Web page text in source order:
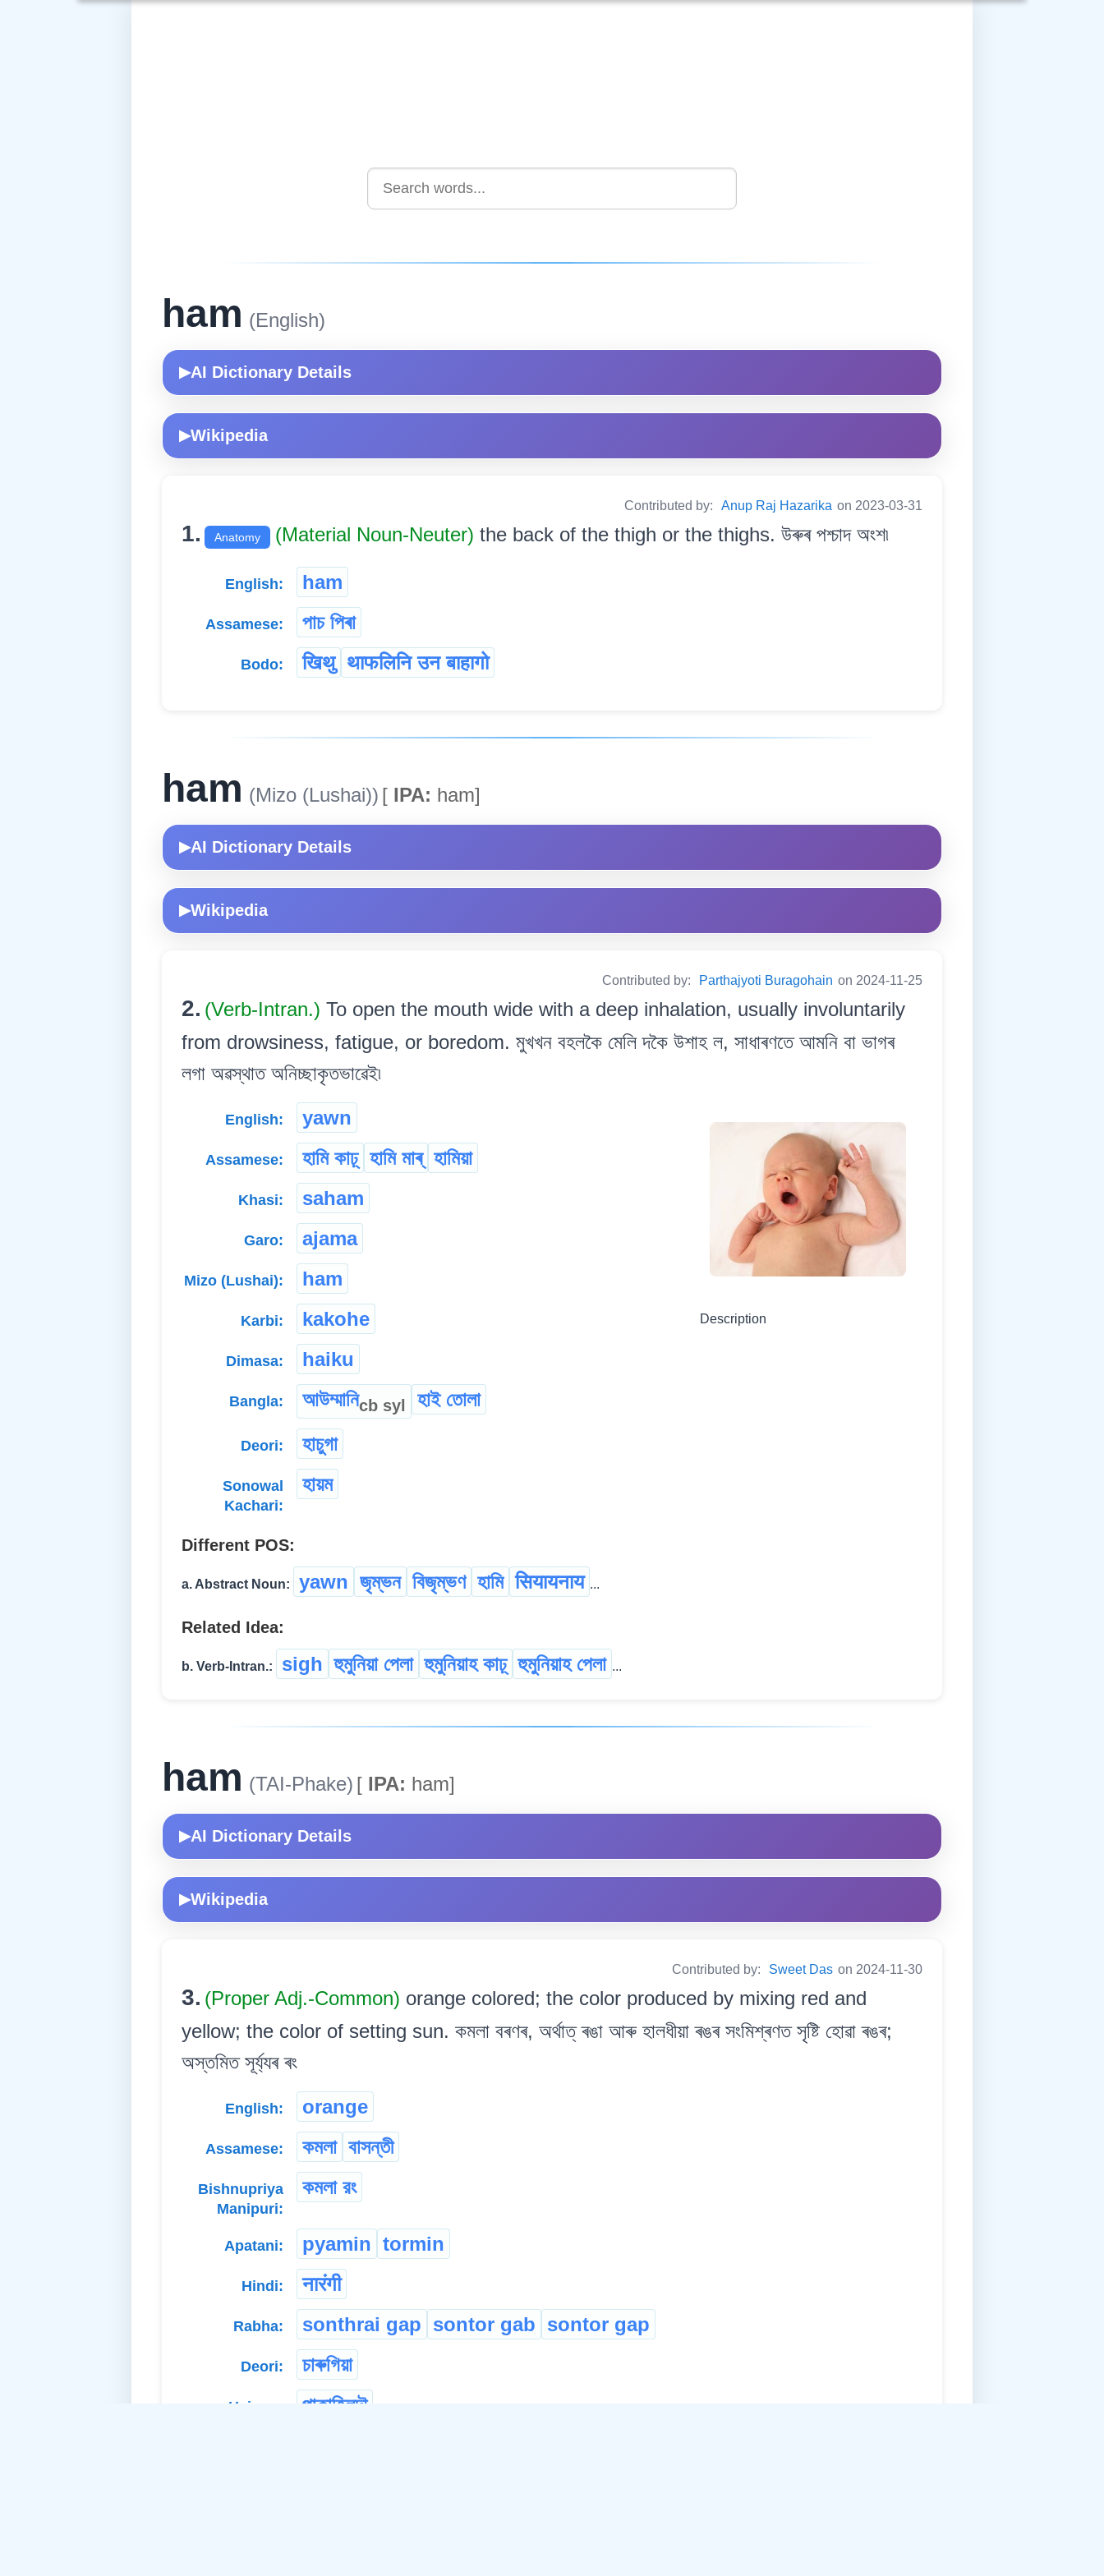
ham (English)
▶AI Dictionary Details
▶Wikipedia
Contributed by: Anup Raj Hazarika on 2023-03-31
1. Anatomy (Material Noun-Neuter) the back of the thigh or the thighs. উৰুৰ পশ্চাদ অংশ৷
English: ham
Assamese: পাচ পিৰা
Bodo: खिथु थाफलिनि उन बाहागो
ham (Mizo (Lushai)) [ IPA: ham]
▶AI Dictionary Details
▶Wikipedia
Contributed by: Parthajyoti Buragohain on 2024-11-25
2. (Verb-Intran.) To open the mouth wide with a deep inhalation, usually involuntarily
from drowsiness, fatigue, or boredom. মুখখন বহলকৈ মেলি দকৈ উশাহ ল, সাধাৰণতে আমনি বা ভাগৰ
লগা অৱস্থাত অনিচ্ছাকৃতভাৱেই৷
Description
English: yawn
Assamese: হামি কাঢ়্ হামি মাৰ্ হামিয়া
Khasi: saham
Garo: ajama
Mizo (Lushai): ham
Karbi: kakohe
Dimasa: haiku
Bangla: আউম্মানিcb syl হাই তোলা
Deori: হাচুগা
Sonowal
Kachari:
হায়ম
Different POS:
a. Abstract Noun: yawn জৃম্ভন বিজৃম্ভণ হামি सियायनाय ...
Related Idea:
b. Verb-Intran.: sigh হুমুনিয়া পেলা হুমুনিয়াহ কাঢ়্ হুমুনিয়াহ পেলা ...
ham (TAI-Phake) [ IPA: ham]
▶AI Dictionary Details
▶Wikipedia
Contributed by: Sweet Das on 2024-11-30
3. (Proper Adj.-Common) orange colored; the color produced by mixing red and
yellow; the color of setting sun. কমলা বৰণৰ, অৰ্থাত্ ৰঙা আৰু হালধীয়া ৰঙৰ সংমিশ্ৰণত সৃষ্টি হোৱা ৰঙৰ;
অস্তমিত সূৰ্য্যৰ ৰং
English: orange
Assamese: কমলা বাসন্তী
Bishnupriya
Manipuri:
কমলা রং
Apatani: pyamin tormin
Hindi: नारंगी
Rabha: sonthrai gap sontor gab sontor gap
Deori: চাৰুগিয়া
Hajong: পাকাহিলদৗ